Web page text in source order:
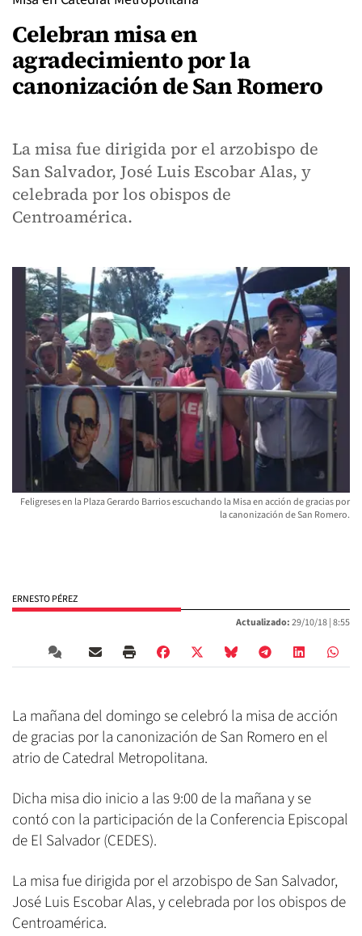
Celebran misa en
agradecimiento por la
canonización de San Romero
La misa fue dirigida por el arzobispo de
San Salvador, José Luis Escobar Alas, y
celebrada por los obispos de
Centroamérica.
Feligreses en la Plaza Gerardo Barrios escuchando la Misa en acción de gracias por
la canonización de San Romero.
ERNESTO PÉREZ
Actualizado:29/10/18 |8:55
La mañana del domingo se celebró la misa de acción
de gracias por la canonización de San Romero en el
atrio de Catedral Metropolitana.
Dicha misa dio inicio a las 9:00 de la mañana y se
contó con la participación de la Conferencia Episcopal
de El Salvador (CEDES).
La misa fue dirigida por el arzobispo de San Salvador,
José Luis Escobar Alas, y celebrada por los obispos de
Centroamérica.